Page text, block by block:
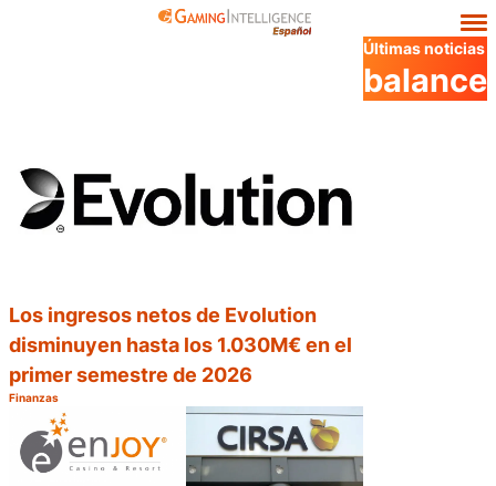
Últimas noticias
balance
Los ingresos netos de Evolution
disminuyen hasta los 1.030M€ en el
primer semestre de 2026
Categoría:
Finanzas